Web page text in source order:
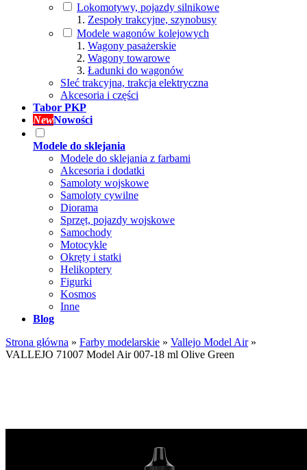
Lokomotywy, pojazdy silnikowe
Zespoły trakcyjne, szynobusy
Modele wagonów kolejowych
Wagony pasażerskie
Wagony towarowe
Ładunki do wagonów
SIeć trakcyjna, trakcja elektryczna
Akcesoria i części
Tabor PKP
NewNowości
Modele do sklejania
Modele do sklejania z farbami
Akcesoria i dodatki
Samoloty wojskowe
Samoloty cywilne
Diorama
Sprzęt, pojazdy wojskowe
Samochody
Motocykle
Okręty i statki
Helikoptery
Figurki
Kosmos
Inne
Blog
Strona główna » Farby modelarskie » Vallejo Model Air»
VALLEJO 71007 Model Air 007-18 ml Olive Green